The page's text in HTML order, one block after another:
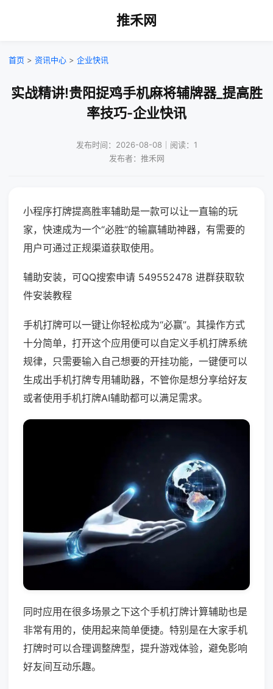
推禾网
首页 > 资讯中心 > 企业快讯
实战精讲!贵阳捉鸡手机麻将辅牌器_提高胜
率技巧-企业快讯
发布时间：2026-08-08｜阅读：1
发布者：推禾网
小程序打牌提高胜率辅助是一款可以让一直输的玩
家，快速成为一个“必胜”的输赢辅助神器，有需要的
用户可通过正规渠道获取使用。
辅助安装，可QQ搜索申请 549552478 进群获取软
件安装教程
手机打牌可以一键让你轻松成为“必赢”。其操作方式
十分简单，打开这个应用便可以自定义手机打牌系统
规律，只需要输入自己想要的开挂功能，一键便可以
生成出手机打牌专用辅助器，不管你是想分享给好友
或者使用手机打牌AI辅助都可以满足需求。
同时应用在很多场景之下这个手机打牌计算辅助也是
非常有用的，使用起来简单便捷。特别是在大家手机
打牌时可以合理调整牌型，提升游戏体验，避免影响
好友间互动乐趣。